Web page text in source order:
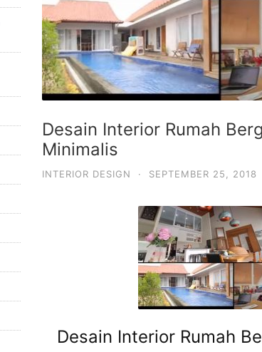
Desain Interior Rumah
Minimalis
INTERIOR DESIGN · SEPTEMBER 25, 2018
Desain Interior Rumah